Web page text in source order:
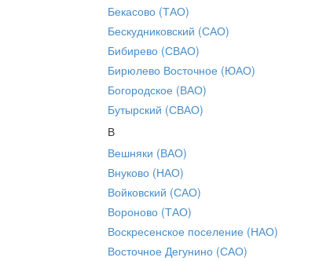
Бекасово (ТАО)
Бескудниковский (САО)
Бибирево (СВАО)
Бирюлево Восточное (ЮАО)
Богородское (ВАО)
Бутырский (СВАО)
В
Вешняки (ВАО)
Внуково (НАО)
Войковский (САО)
Вороново (ТАО)
Воскресенское поселение (НАО)
Восточное Дегунино (САО)